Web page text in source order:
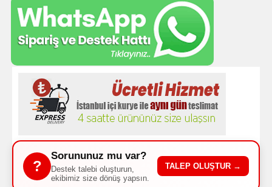
?
Sorununuz mu var?
Destek talebi oluşturun,
ekibimiz size dönüş yapsın.
TALEP OLUŞTUR →